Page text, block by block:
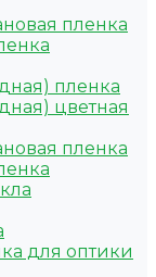
пленка
пленка
цветная
пленка
для оптики